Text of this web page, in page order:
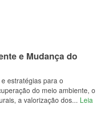
e Mudança do
estratégias para o
do meio ambiente, o
a valorização dos... Leia